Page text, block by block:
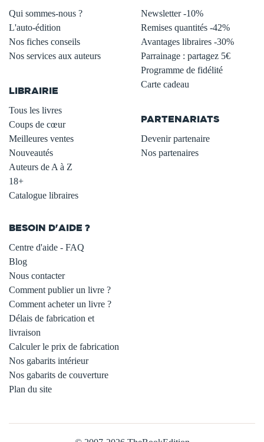
Qui sommes-nous ?
L'auto-édition
Nos fiches conseils
Nos services aux auteurs
LIBRAIRIE
Tous les livres
Coups de cœur
Meilleures ventes
Nouveautés
Auteurs de A à Z
18+
Catalogue libraires
Newsletter -10%
Remises quantités -42%
Avantages libraires -30%
Parrainage : partagez 5€
Programme de fidélité
Carte cadeau
PARTENARIATS
Devenir partenaire
Nos partenaires
BESOIN D'AIDE ?
Centre d'aide - FAQ
Blog
Nous contacter
Comment publier un livre ?
Comment acheter un livre ?
Délais de fabrication et
livraison
Calculer le prix de fabrication
Nos gabarits intérieur
Nos gabarits de couverture
Plan du site